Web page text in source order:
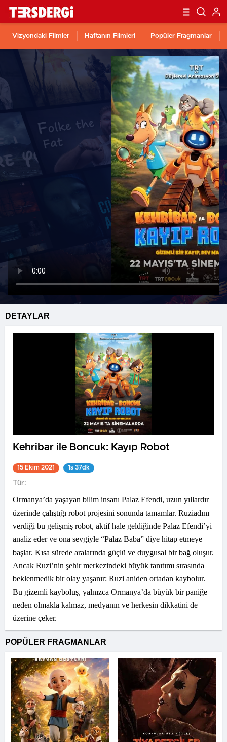
Vizyondaki Filmler Haftanın Filmleri Popüler Fragmanlar
DETAYLAR
Kehribar ile Boncuk: Kayıp Robot
15 Ekim 2021 1s 37dk
Tür:
Ormanya’da yaşayan bilim insanı Palaz Efendi, uzun yıllardır
üzerinde çalıştığı robot projesini sonunda tamamlar. Ruziadını
verdiği bu gelişmiş robot, aktif hale geldiğinde Palaz Efendi’yi
analiz eder ve ona sevgiyle “Palaz Baba” diye hitap etmeye
başlar. Kısa sürede aralarında güçlü ve duygusal bir bağ oluşur.
Ancak Ruzi’nin şehir merkezindeki büyük tanıtımı sırasında
beklenmedik bir olay yaşanır: Ruzi aniden ortadan kaybolur.
Bu gizemli kayboluş, yalnızca Ormanya’da büyük bir paniğe
neden olmakla kalmaz, medyanın ve herkesin dikkatini de
üzerine çeker.
POPÜLER FRAGMANLAR